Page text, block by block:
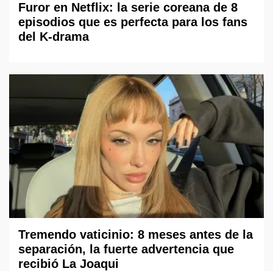
Furor en Netflix: la serie coreana de 8
episodios que es perfecta para los fans
del K-drama
Tremendo vaticinio: 8 meses antes de la
separación, la fuerte advertencia que
recibió La Joaqui